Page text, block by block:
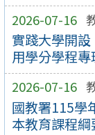
2026-07-16
實踐大學開
用學分學程專
2026-07-16
國教署115學
本教育課程